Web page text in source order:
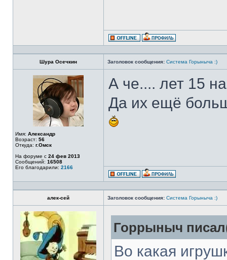
Шура Осечкин Заголовок сообщения: Система Горыныча :)
Имя: Александр
Возраст: 56
Откуда: г.Омск
На форуме с 24 фев 2013
Сообщений: 16508
Его благодарили: 2166
А че.... лет 15
Да их ещё
алек-сей Заголовок сообщения: Система Горыныча :)
Горрыныч
Во какая